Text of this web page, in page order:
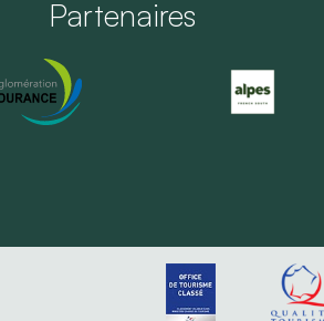
Partenaires